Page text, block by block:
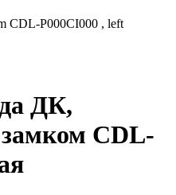
CDL-P000CI000 , left
ДК,
CDL-